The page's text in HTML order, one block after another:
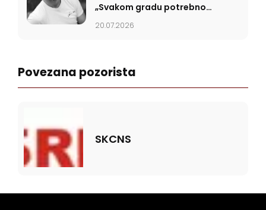
„Svakom gradu potrebno
je pozorište da bi pričali
20.07.2026
Povezana pozorista
SKCNS